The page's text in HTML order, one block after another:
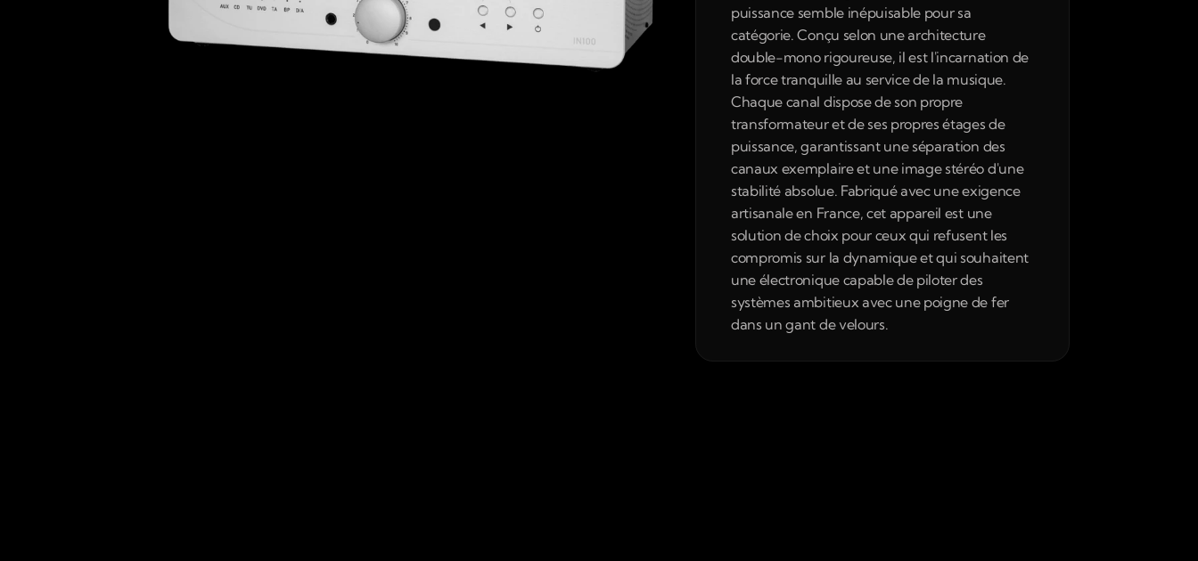
puissance semble inépuisable pour sa
catégorie. Conçu selon une architecture
double-mono rigoureuse, il est l'incarnation de
la force tranquille au service de la musique.
Chaque canal dispose de son propre
transformateur et de ses propres étages de
puissance, garantissant une séparation des
canaux exemplaire et une image stéréo d'une
stabilité absolue. Fabriqué avec une exigence
artisanale en France, cet appareil est une
solution de choix pour ceux qui refusent les
compromis sur la dynamique et qui souhaitent
une électronique capable de piloter des
systèmes ambitieux avec une poigne de fer
dans un gant de velours.